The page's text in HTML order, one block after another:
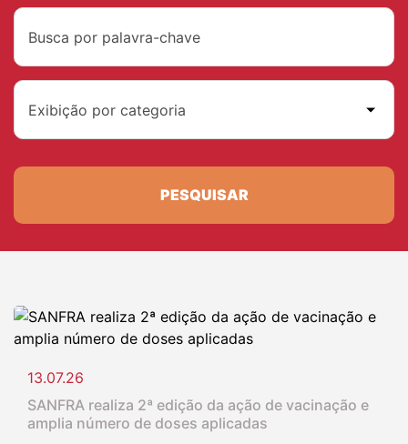
Exibição por categoria
PESQUISAR
13.07.26
SANFRA realiza 2ª edição da ação de vacinação e
amplia número de doses aplicadas